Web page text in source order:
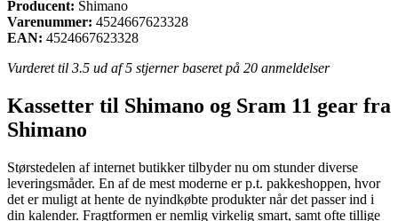
Producent: Shimano
Varenummer: 4524667623328
EAN: 4524667623328
Vurderet til 3.5 ud af 5 stjerner baseret på 20 anmeldelser
Kassetter til Shimano og Sram 11 gear fra
Shimano
Størstedelen af internet butikker tilbyder nu om stunder diverse
leveringsmåder. En af de mest moderne er p.t. pakkeshoppen, hvor
det er muligt at hente de nyindkøbte produkter når det passer ind i
din kalender. Fragtformen er nemlig virkelig smart, samt ofte tillige